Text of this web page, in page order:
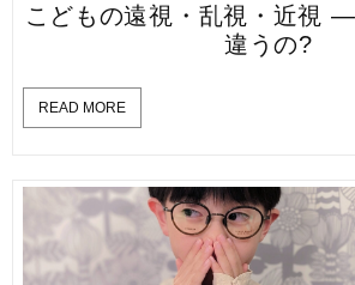
こどもの遠視・乱視・近視
違うの?
READ MORE